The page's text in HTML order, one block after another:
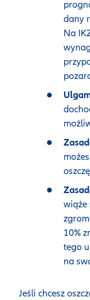
dany
Na
wiąże
10%
tego
na
Jeśli chcesz